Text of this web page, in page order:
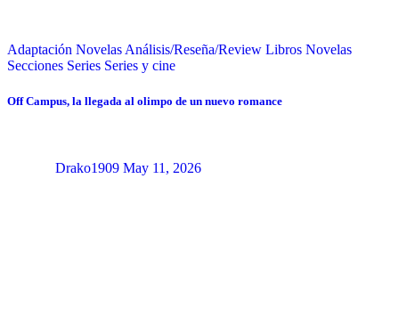
Adaptación Novelas Análisis/Reseña/Review Libros Novelas
Secciones Series Series y cine
Off Campus, la llegada al olimpo de un nuevo romance
Drako1909 May 11, 2026